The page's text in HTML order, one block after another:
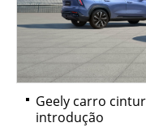
Geely carro
introdução